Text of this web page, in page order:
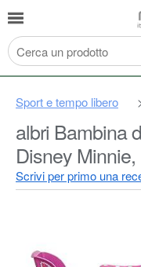
Sport e tempo libero
albri Bambina
Disney
Scrivi per primo una